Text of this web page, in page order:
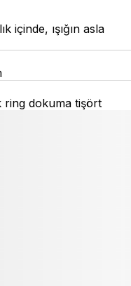
içinde, ışığın asla
ring dokuma tişört